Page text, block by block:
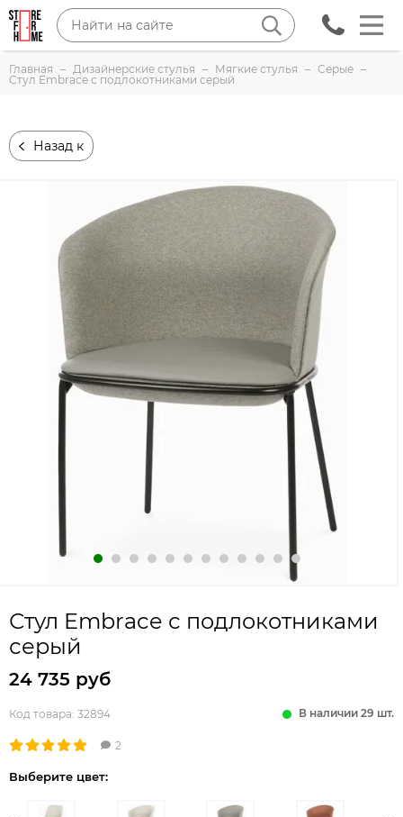
Главная Дизайнерские стулья Мягкие стулья
Серые
Стул Embrace с подлокотниками серый
Назад к
Стул Embrace с подлокотниками
серый
24 735 руб
Код товара: 32894 В наличии 29 шт.
2
Выберите цвет: